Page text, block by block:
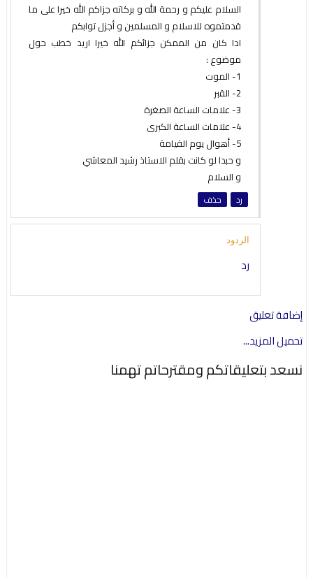
السلام عليكم و رحمة الله و بركاته جزاكم الله خيرا على ما
قدمتموه للاسلام و المسلمين و أجزل توابكم
ادا كان من الممكن جزائكم الله خيرا اريد خطب حول
موضوع :
1- الموت
2- القبر
3- علامات الساعة الصغرة
4- علامات الساعة الكبرى
5- أهوال يوم القيامة
و حبدا لو كانت بقلم الاستاذ رشيد المعاشي
و السلام
رد حذف
الردود
رد
إضافة تعليق
تحميل المزيد...
نسعد بتعليقاتكم ومقترحاتم تهمنا